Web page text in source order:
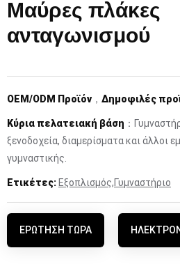
Μαύρες πλάκες
ανταγωνισμού
OEM/ODM Προϊόν ， Δημοφιλές
Κύρια πελατειακή βάση ：
ξενοδοχεία, διαμερίσματα και άλλοι
γυμναστικής.
Ετικέτες: Εξοπλισμός,Γυμναστήριο
ΕΡΏΤΗΣΗ ΤΏΡΑ